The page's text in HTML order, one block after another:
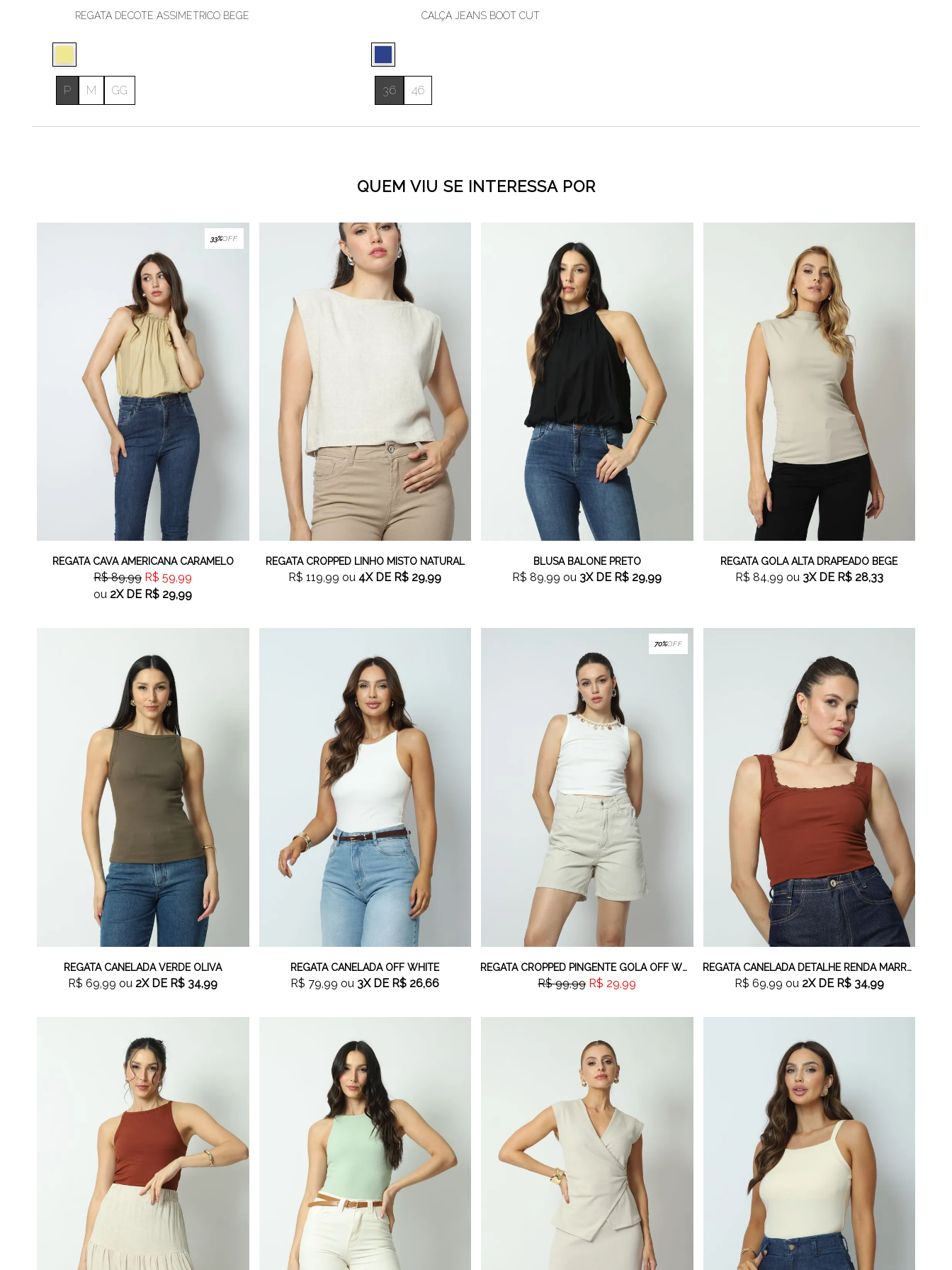
REGATA DECOTE ASSIMÉTRICO BEGE
P M GG
CALÇA JEANS BOOT CUT
36 46
QUEM VIU SE INTERESSA POR
33%OFF
REGATA CAVA AMERICANA CARAMELO
R$ 89,99 R$ 59,99
ou 2XDE R$ 29,99
REGATA CROPPED LINHO MISTO NATURAL
R$ 119,99 ou 4XDE R$ 29,99
BLUSA BALONÊ PRETO
R$ 89,99 ou 3XDE R$ 29,99
REGATA GOLA ALTA DRAPEADO BEGE
R$ 84,99 ou 3XDE R$ 28,33
REGATA CANELADA VERDE OLIVA
R$ 69,99 ou 2XDE R$ 34,99
REGATA CANELADA OFF WHITE
R$ 79,99 ou 3XDE R$ 26,66
70%OFF
REGATA CROPPED PINGENTE GOLA OFF WHITE
R$ 99,99 R$ 29,99
REGATA CANELADA DETALHE RENDA MARROM
R$ 69,99 ou 2XDE R$ 34,99